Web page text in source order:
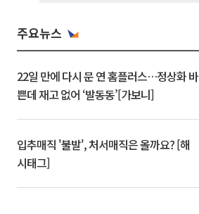
주요뉴스
22일 만에 다시 문 연 홈플러스…정상화 바
쁜데 재고 없어 ‘발동동’[가보니]
입추매직 '불발', 처서매직은 올까요? [해
시태그]